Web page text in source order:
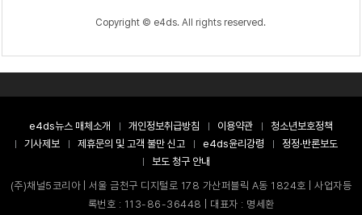
Copyright © e4ds. All rights reserved.
e4ds뉴스 매체소개 개인정보취급방침 이용약관
청소년보호정책
기사제보
제휴문의 및 고객 불만 신고 e4ds윤리강령
정정·반론보도
보도 청구 안내
(주)채널5코리아 | 서울 금천구 디지털로 178 가산퍼블릭 A동 1824호 | 사업자등
록번호 : 113-86-36448 | 대표자 : 명세환